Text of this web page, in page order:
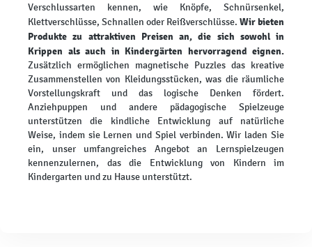
Verschlussarten kennen, wie Knöpfe, Schnürsenkel,
Klettverschlüsse, Schnallen oder Reißverschlüsse. Wir bieten
Produkte zu attraktiven Preisen an, die sich sowohl in
Krippen als auch in Kindergärten hervorragend eignen.
Zusätzlich ermöglichen magnetische Puzzles das kreative
Zusammenstellen von Kleidungsstücken, was die räumliche
Vorstellungskraft und das logische Denken fördert.
Anziehpuppen und andere pädagogische Spielzeuge
unterstützen die kindliche Entwicklung auf natürliche
Weise, indem sie Lernen und Spiel verbinden. Wir laden Sie
ein, unser umfangreiches Angebot an Lernspielzeugen
kennenzulernen, das die Entwicklung von Kindern im
Kindergarten und zu Hause unterstützt.